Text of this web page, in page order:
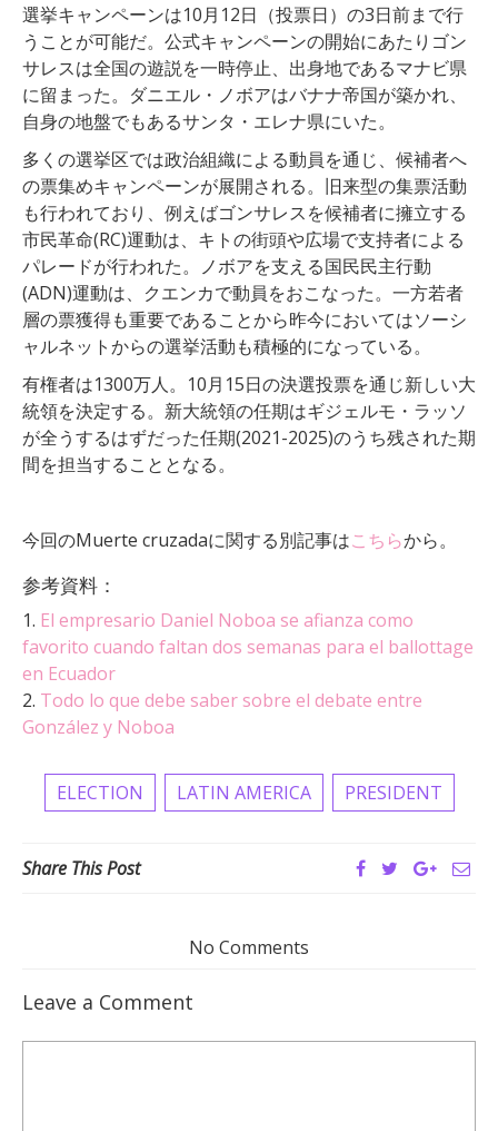
選挙キャンペーンは10月12日（投票日）の3日前まで行
うことが可能だ。公式キャンペーンの開始にあたりゴン
サレスは全国の遊説を一時停止、出身地であるマナビ県
に留まった。ダニエル・ノボアはバナナ帝国が築かれ、
自身の地盤でもあるサンタ・エレナ県にいた。
多くの選挙区では政治組織による動員を通じ、候補者へ
の票集めキャンペーンが展開される。旧来型の集票活動
も行われており、例えばゴンサレスを候補者に擁立する
市民革命(RC)運動は、キトの街頭や広場で支持者による
パレードが行われた。ノボアを支える国民民主行動
(ADN)運動は、クエンカで動員をおこなった。一方若者
層の票獲得も重要であることから昨今においてはソーシ
ャルネットからの選挙活動も積極的になっている。
有権者は1300万人。10月15日の決選投票を通じ新しい大
統領を決定する。新大統領の任期はギジェルモ・ラッソ
が全うするはずだった任期(2021-2025)のうち残された期
間を担当することとなる。
今回のMuerte cruzadaに関する別記事はこちらから。
参考資料：
1. El empresario Daniel Noboa se afianza como
favorito cuando faltan dos semanas para el ballottage
en Ecuador
2. Todo lo que debe saber sobre el debate entre
González y Noboa
ELECTION LATIN AMERICA PRESIDENT
Share This Post
No Comments
Leave a Comment